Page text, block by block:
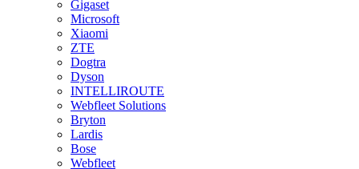
Gigaset
Microsoft
Xiaomi
ZTE
Dogtra
Dyson
INTELLIROUTE
Webfleet Solutions
Bryton
Lardis
Bose
Webfleet